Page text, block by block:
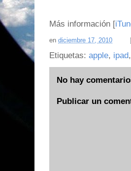
Más información [
en diciembre 17, 2010
Etiquetas: apple, ipad,
No hay
Publicar un